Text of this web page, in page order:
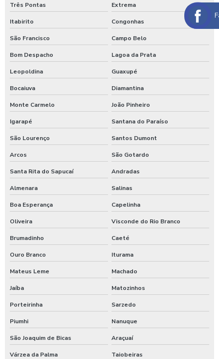
Maquina para lavar onibus
Máquina de lavar ônibus
Máquina de lavar ônibus preço
Maquinas para higienização automotiva
Maquinas para higienização interna de veiculos
Melhores produtos para higienização de carros
Moedeiro para calibrador
Pastilha de cloro para tratamento de água
Polímero catiônico tratamento de água
Posto com aspirador self service
Posto com aspirador self service sp
Posto de lavagem de caminhões
Preço de controlador de banho
Produto para higienização interna de veiculos
Produtos para lavagem de caminhões
Produtos para limpeza interna automotiva
Três Pontas Extrema
Itabirito Congonhas
São Francisco Campo Belo
Bom Despacho Lagoa da Prata
Leopoldina Guaxupé
Bocaiuva Diamantina
Monte Carmelo João Pinheiro
Igarapé Santana do Paraíso
São Lourenço Santos Dumont
Arcos São Gotardo
Santa Rita do Sapucaí Andradas
Almenara Salinas
Boa Esperança Capelinha
Oliveira Visconde do Rio Branco
Brumadinho Caeté
Ouro Branco Iturama
Mateus Leme Machado
Jaíba Matozinhos
Porteirinha Sarzedo
Piumhi Nanuque
São Joaquim de Bicas Araçuaí
Várzea da Palma Taiobeiras